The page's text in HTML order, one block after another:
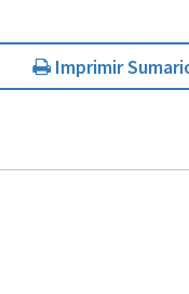
Imprimir